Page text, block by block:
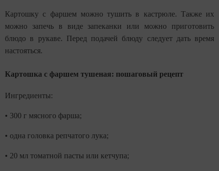
Картошку с фаршем можно тушить в кастрюле. Также их
можно запечь в виде запеканки или можно приготовить
блюдо в рукаве. Перед подачей блюду следует дать время
настояться.
Картошка с фаршем тушеная: пошаговый рецепт
Ингредиенты:
• 300 г мясного фарша;
• одна головка репчатого лука;
• 20 мл томатной пасты или кетчупа;